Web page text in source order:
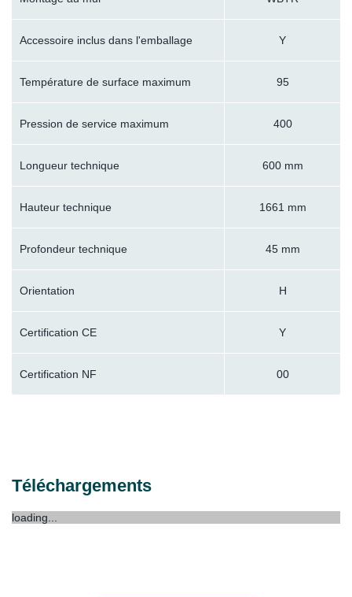
Accessoire inclus dans l'emballage Y
Température de surface maximum 95
Pression de service maximum 400
Longueur technique 600 mm
Hauteur technique 1661 mm
Profondeur technique 45 mm
Orientation H
Certification CE Y
Certification NF 00
Téléchargements
loading...